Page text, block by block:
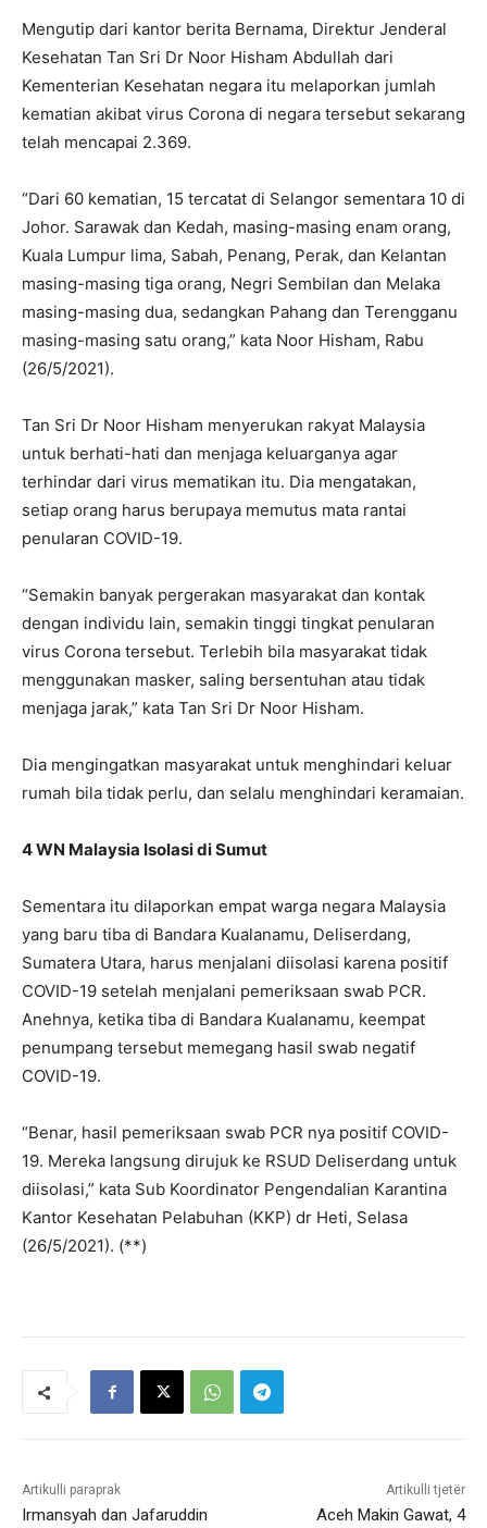
Mengutip dari kantor berita Bernama, Direktur Jenderal
Kesehatan Tan Sri Dr Noor Hisham Abdullah dari
Kementerian Kesehatan negara itu melaporkan jumlah
kematian akibat virus Corona di negara tersebut sekarang
telah mencapai 2.369.
“Dari 60 kematian, 15 tercatat di Selangor sementara 10 di
Johor. Sarawak dan Kedah, masing-masing enam orang,
Kuala Lumpur lima, Sabah, Penang, Perak, dan Kelantan
masing-masing tiga orang, Negri Sembilan dan Melaka
masing-masing dua, sedangkan Pahang dan Terengganu
masing-masing satu orang,” kata Noor Hisham, Rabu
(26/5/2021).
Tan Sri Dr Noor Hisham menyerukan rakyat Malaysia
untuk berhati-hati dan menjaga keluarganya agar
terhindar dari virus mematikan itu. Dia mengatakan,
setiap orang harus berupaya memutus mata rantai
penularan COVID-19.
“Semakin banyak pergerakan masyarakat dan kontak
dengan individu lain, semakin tinggi tingkat penularan
virus Corona tersebut. Terlebih bila masyarakat tidak
menggunakan masker, saling bersentuhan atau tidak
menjaga jarak,” kata Tan Sri Dr Noor Hisham.
Dia mengingatkan masyarakat untuk menghindari keluar
rumah bila tidak perlu, dan selalu menghindari keramaian.
4 WN Malaysia Isolasi di Sumut
Sementara itu dilaporkan empat warga negara Malaysia
yang baru tiba di Bandara Kualanamu, Deliserdang,
Sumatera Utara, harus menjalani diisolasi karena positif
COVID-19 setelah menjalani pemeriksaan swab PCR.
Anehnya, ketika tiba di Bandara Kualanamu, keempat
penumpang tersebut memegang hasil swab negatif
COVID-19.
“Benar, hasil pemeriksaan swab PCR nya positif COVID-
19. Mereka langsung dirujuk ke RSUD Deliserdang untuk
diisolasi,” kata Sub Koordinator Pengendalian Karantina
Kantor Kesehatan Pelabuhan (KKP) dr Heti, Selasa
(26/5/2021). (**)
Artikulli paraprak
Irmansyah dan Jafaruddin
Artikulli tjetër
Aceh Makin Gawat, 4